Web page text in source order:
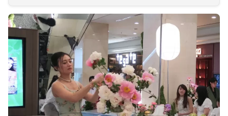
INDONESIA
Partner
Insight
NTB
Suara
Time
Lens
IDN
Daily
Jogja
Jalan
Rakyat
Idealita
News
Kita
Notice
Dinamikapost.com
Radar
Baru
Seedbacklink